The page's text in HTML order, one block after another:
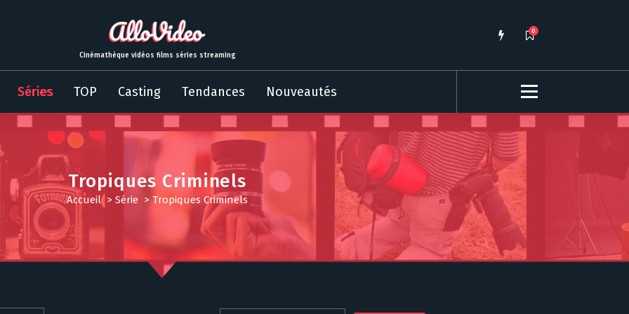
Cinémathèque vidéos films séries streaming
0
Séries TOP Casting Tendances Nouveautés
Tropiques Criminels
Accueil> Série >Tropiques Criminels